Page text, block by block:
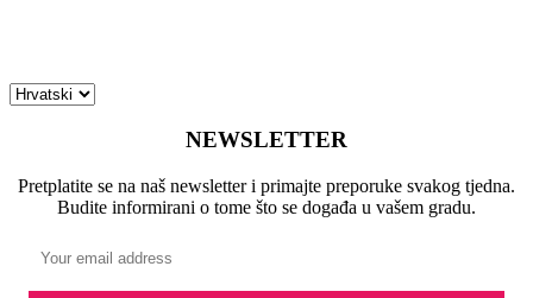
NEWSLETTER
Pretplatite se na naš newsletter i primajte preporuke svakog tjedna.
Budite informirani o tome što se događa u vašem gradu.